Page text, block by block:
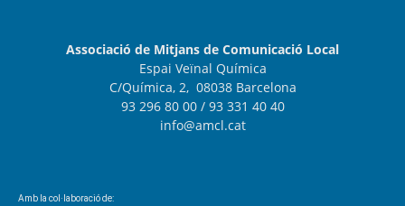
Associació de Mitjans de Comunicació Local
Espai Veïnal Química
C/Química, 2, 08038 Barcelona
93 296 80 00 / 93 331 40 40
info@amcl.cat
Amb la col·laboració de: